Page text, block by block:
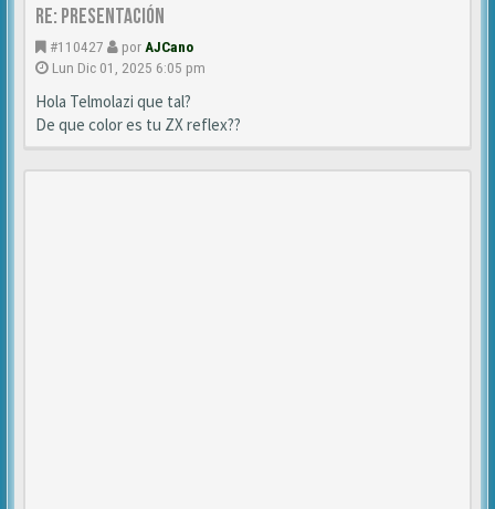
Re: Presentación
#110427 por AJCano
Lun Dic 01, 2025 6:05 pm
Hola Telmolazi que tal?
De que color es tu ZX reflex??